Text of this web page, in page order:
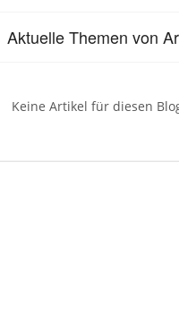
Aktuelle Themen von
Keine Artikel für diesen